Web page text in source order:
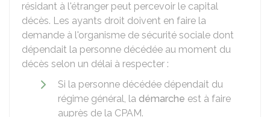
résidant à l'étranger peut percevoir le capital
décès. Les ayants droit doivent en faire la
demande à l'organisme de sécurité sociale dont
dépendait la personne décédée au moment du
décès selon un délai à respecter :
Si la personne décédée dépendait du
régime général, la démarche est à faire
auprès de la CPAM.